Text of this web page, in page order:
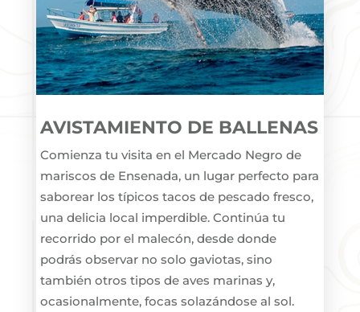
AVISTAMIENTO DE BALLENAS
Comienza tu visita en el Mercado Negro de
mariscos de Ensenada, un lugar perfecto para
saborear los típicos tacos de pescado fresco,
una delicia local imperdible. Continúa tu
recorrido por el malecón, desde donde
podrás observar no solo gaviotas, sino
también otros tipos de aves marinas y,
ocasionalmente, focas solazándose al sol.